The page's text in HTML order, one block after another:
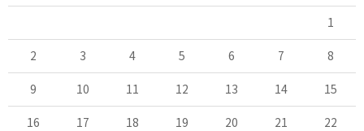
1
2 3 4 5 6 7 8
9 10 11 12 13 14 15
16 17 18 19 20 21 22